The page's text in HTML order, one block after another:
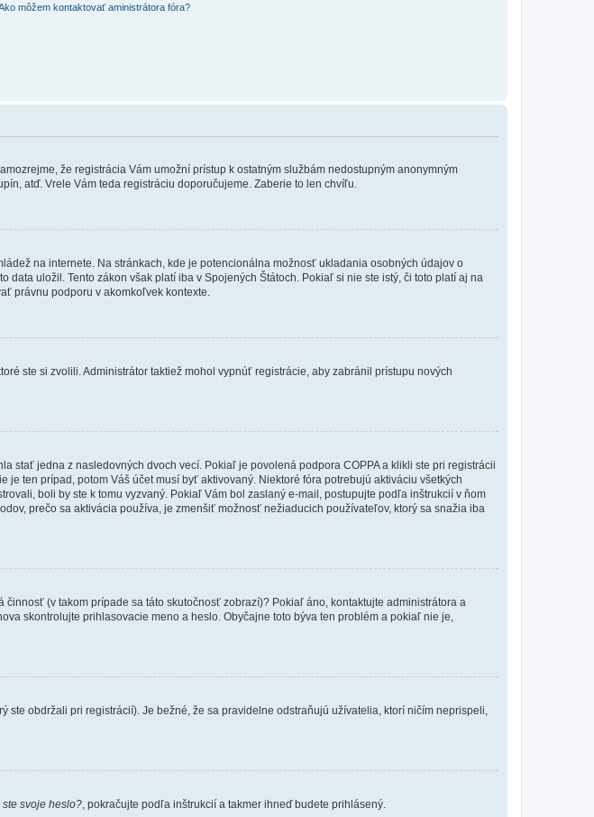
môžem kontaktovať aministrátora fóra?
že registrácia Vám umožní prístup k ostatným službám nedostupným anonymným
atď. Vrele Vám teda registráciu doporučujeme. Zaberie to len chvíľu.
na internete. Na stránkach, kde je potencionálna možnosť ukladania osobných údajov o
uložil. Tento zákon však platí iba v Spojených Štátoch. Pokiaľ si nie ste istý, či toto platí aj na
právnu podporu v akomkoľvek kontexte.
ste si zvolili. Administrátor taktiež mohol vypnúť registrácie, aby zabránil prístupu nových
stať jedna z nasledovných dvoch vecí. Pokiaľ je povolená podpora COPPA a klikli ste pri registrácii
ten prípad, potom Váš účet musí byť aktivovaný. Niektoré fóra potrebujú aktiváciu všetkých
boli by ste k tomu vyzvaný. Pokiaľ Vám bol zaslaný e-mail, postupujte podľa inštrukcií v ňom
prečo sa aktivácia používa, je zmenšiť možnosť nežiaducich používateľov, ktorý sa snažia iba
(v takom prípade sa táto skutočnosť zobrazí)? Pokiaľ áno, kontaktujte administrátora a
skontrolujte prihlasovacie meno a heslo. Obyčajne toto býva ten problém a pokiaľ nie je,
obdržali pri registrácií). Je bežné, že sa pravidelne odstraňujú užívatelia, ktorí ničím neprispeli,
svoje heslo? , pokračujte podľa inštrukcií a takmer ihneď budete prihlásený.